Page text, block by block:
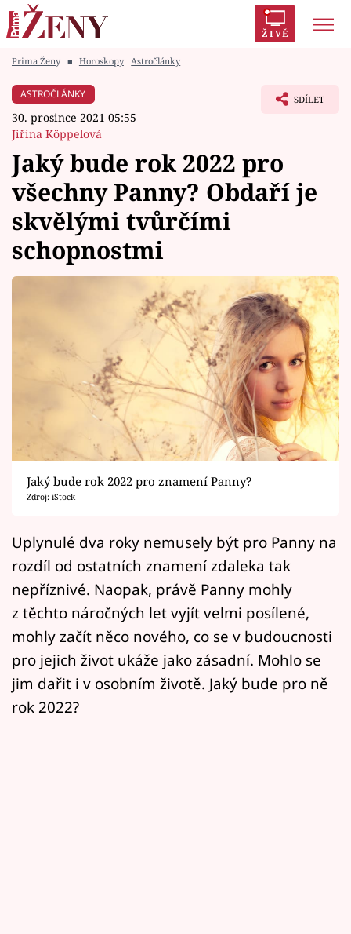
ŽIVĚ
Módní alarm
Témata
Celebrity
Vztahy
Horoskopy
Sledujte prima+
Filmový festival Karlovy Vary
Přihlášení
Sledujte nás
Prima Ženy ■ Horoskopy Astročlánky
ASTROČLÁNKY
30. prosince 2021 05:55
Jiřina Köppelová
SDÍLET
Jaký bude rok 2022 pro
všechny Panny? Obdaří je
skvělými tvůrčími
schopnostmi
Jaký bude rok 2022 pro znamení Panny?
Zdroj: iStock
Uplynulé dva roky nemusely být pro Panny na
rozdíl od ostatních znamení zdaleka tak
nepříznivé. Naopak, právě Panny mohly
z těchto náročných let vyjít velmi posílené,
mohly začít něco nového, co se v budoucnosti
pro jejich život ukáže jako zásadní. Mohlo se
jim dařit i v osobním životě. Jaký bude pro ně
rok 2022?